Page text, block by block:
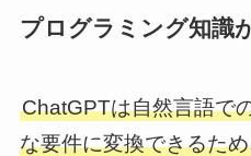
プログラミング知識
ChatGPTは自然言語で
な要件に変換できるた